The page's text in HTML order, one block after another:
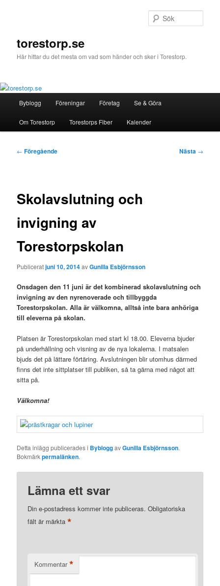
torestorp.se
Här hittar du det mesta om vad som händer och sker i Torestorp.
Byblogg Föreningar Företag Se & Göra
Om Torestorp Torestorps Fiber Kalender
Inläggsnavigering
← Föregående Nästa →
Skolavslutning och
invigning av
Torestorpskolan
Publiceratjuni 10, 2014avGunilla Esbjörnsson
Onsdagen den 11 juni är det kombinerad skolavslutning och
invigning av den nyrenoverade och tillbyggda
Torestorpskolan. Alla är välkomna, alltså inte bara anhöriga
till eleverna på skolan.
Platsen är Torestorpskolan med start kl 18.00. Eleverna bjuder
på underhållning och visning av de nya lokalerna. I matsalen
bjuds det på lättare förtäring. Avslutningen blir utomhus därmed
finns det inte sittplatser till publiken, så ta gärna med något att
sitta på.
Välkomna!
Detta inlägg publicerades i BybloggavGunilla Esbjörnsson.
Bokmärkpermalänken.
Lämna ett svar
Din e-postadress kommer inte publiceras. Obligatoriska
fält är märkta*
Kommentar *